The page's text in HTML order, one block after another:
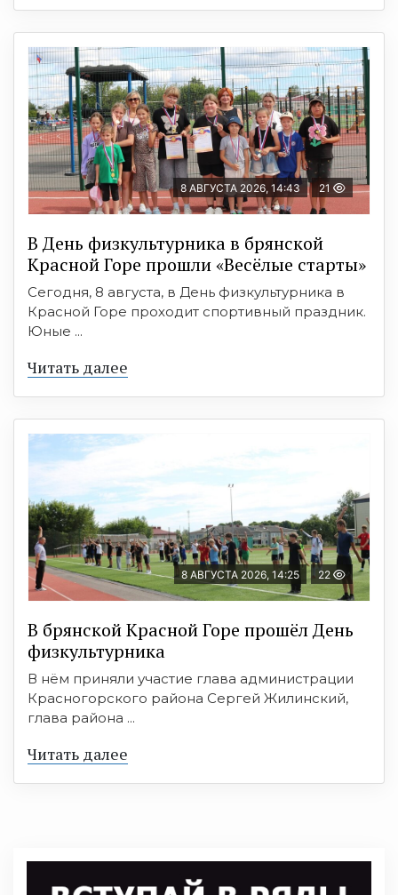
8 АВГУСТА 2026, 14:43 21
В День физкультурника в брянской
Красной Горе прошли «Весёлые старты»
Сегодня, 8 августа, в День физкультурника в
Красной Горе проходит спортивный праздник.
Юные ...
Читать далее
8 АВГУСТА 2026, 14:25 22
В брянской Красной Горе прошёл День
физкультурника
В нём приняли участие глава администрации
Красногорского района Сергей Жилинский,
глава района ...
Читать далее